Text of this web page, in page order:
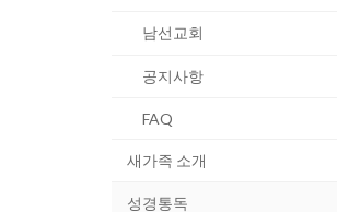
남선교회
공지사항
FAQ
새가족 소개
성경통독